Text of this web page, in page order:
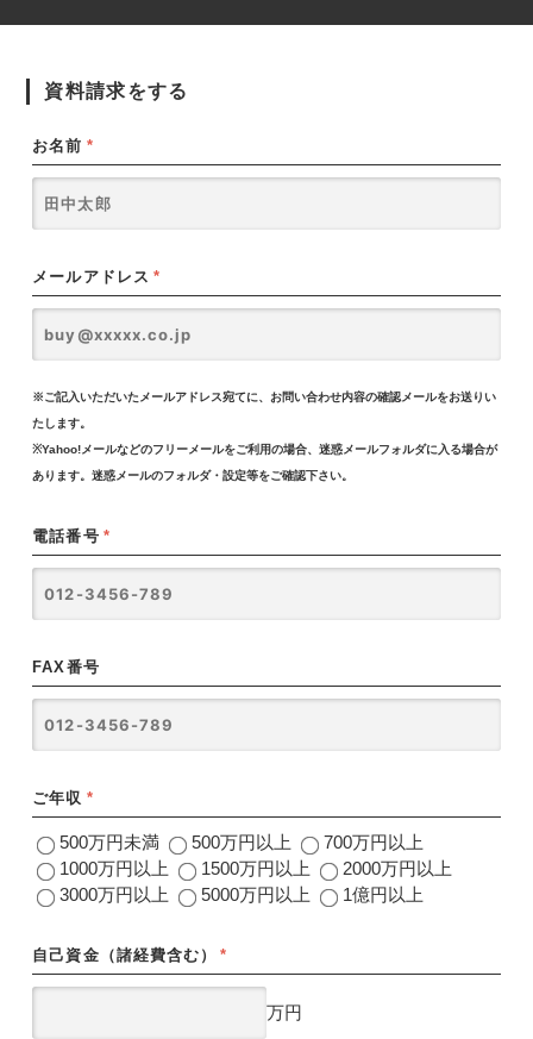
資料請求をする
お名前 *
メールアドレス *
※ご記入いただいたメールアドレス宛てに、お問い合わせ内容の確認メールをお送りい
たします。
※Yahoo!メールなどのフリーメールをご利用の場合、迷惑メールフォルダに入る場合が
あります。迷惑メールのフォルダ・設定等をご確認下さい。
電話番号 *
FAX番号
ご年収 *
500万円未満 500万円以上
700万円以上
1000万円以上
1500万円以上
2000万円以上
3000万円以上
5000万円以上 1億円以上
自己資金（諸経費含む） *
万円